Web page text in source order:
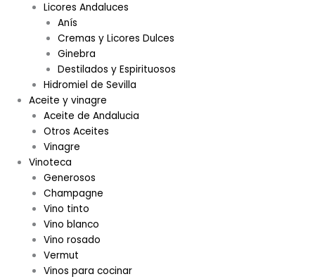
Licores Andaluces
Anís
Cremas y Licores Dulces
Ginebra
Destilados y Espirituosos
Hidromiel de Sevilla
Aceite y vinagre
Aceite de Andalucia
Otros Aceites
Vinagre
Vinoteca
Generosos
Champagne
Vino tinto
Vino blanco
Vino rosado
Vermut
Vinos para cocinar